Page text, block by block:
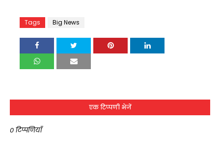
Tags Big News
एक टिप्पणी भेजें
0 टिप्पणियाँ